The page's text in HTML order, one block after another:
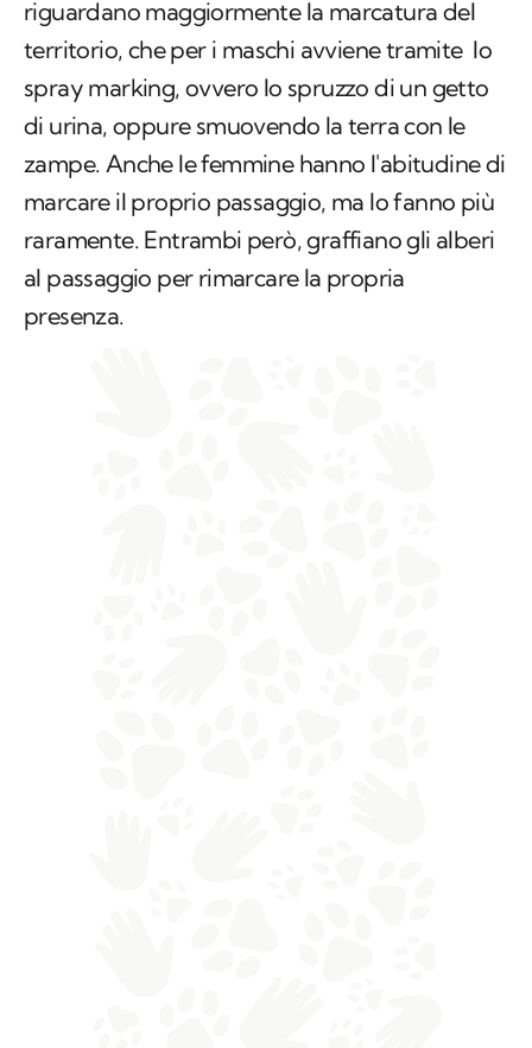
di urina, oppure smuovendo la terra con le
zampe. Anche le femmine hanno l'abitudine di
marcare il proprio passaggio, ma lo fanno più
raramente. Entrambi però, graffiano gli alberi
al passaggio per rimarcare la propria
presenza.